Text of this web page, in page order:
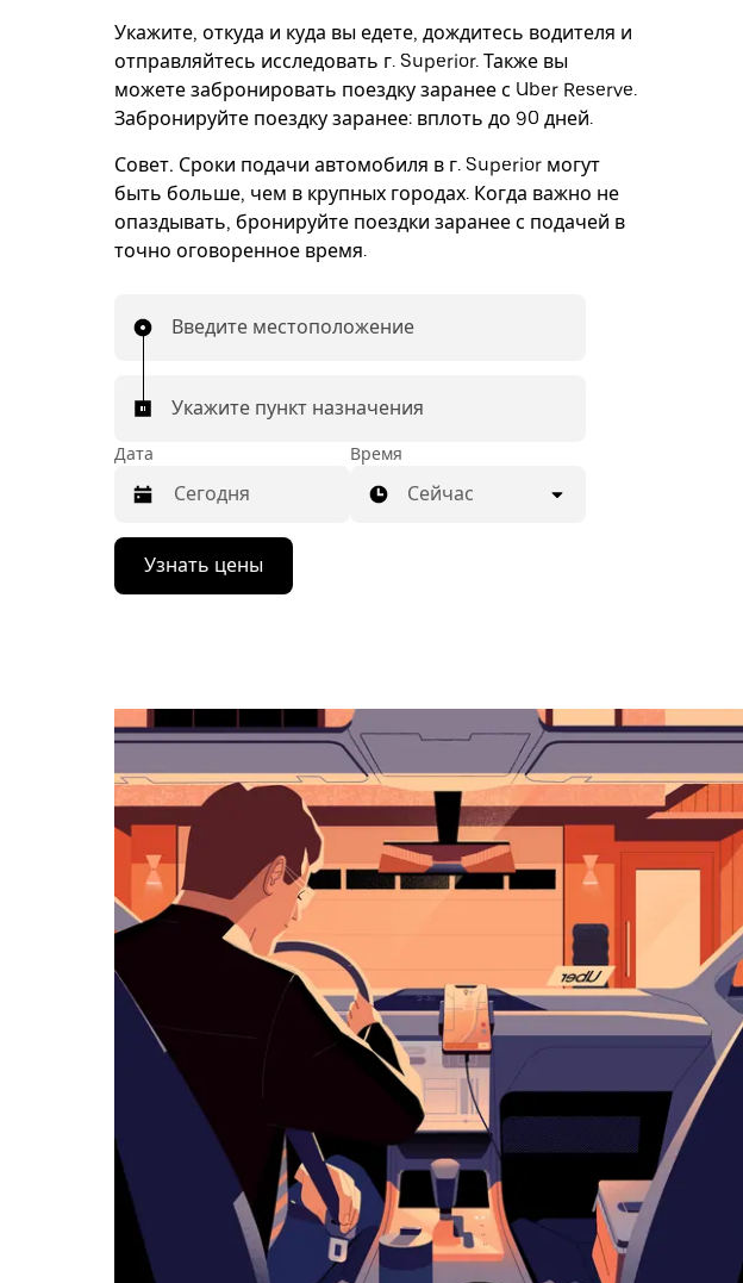
Укажите, откуда и куда вы едете, дождитесь водителя и
отправляйтесь исследовать г. Superior. Также вы
можете забронировать поездку заранее с Uber Reserve.
Забронируйте поездку заранее: вплоть до 90 дней.
Совет. Сроки подачи автомобиля в г. Superior могут
быть больше, чем в крупных городах. Когда важно не
опаздывать, бронируйте поездки заранее с подачей в
точно оговоренное время.
Введите местоположение
Укажите пункт назначения
Дата
Нажмите
стрелку
вниз,
выбрать
дату.
закрыть
календарь,
нажмите
Esc.
Время
Сейчас
Узнать цены